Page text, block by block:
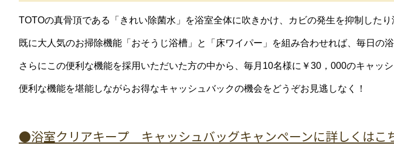
TOTOの真骨頂である「きれい除菌水」を浴室全体に吹きかけ、カビの発生を抑制した
既に大人気のお掃除機能「おそうじ浴槽」と「床ワイパー」を組み合わせれば、毎日の
さらにこの便利な機能を採用いただいた方の中から、毎月10名様に￥30，000のキャッ
便利な機能を堪能しながらお得なキャッシュバックの機会をどうぞお見逃しなく！
●浴室クリアキープ キャッシュバッグキャンペーンに詳しくは